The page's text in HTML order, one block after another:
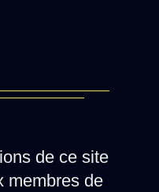
de ce site
membres de